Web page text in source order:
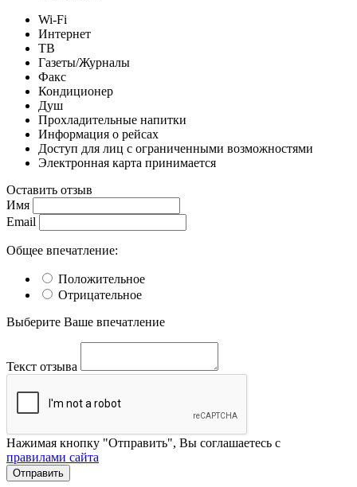
Wi-Fi
Интернет
ТВ
Газеты/Журналы
Факс
Кондиционер
Душ
Прохладительные напитки
Информация о рейсах
Доступ для лиц с ограниченными возможностями
Электронная карта принимается
Оставить отзыв
Имя
Email
Общее впечатление:
Положительное
Отрицательное
Выберите Ваше впечатление
Текст отзыва
Нажимая кнопку "Отправить", Вы соглашаетесь с
правилами сайта
Отправить